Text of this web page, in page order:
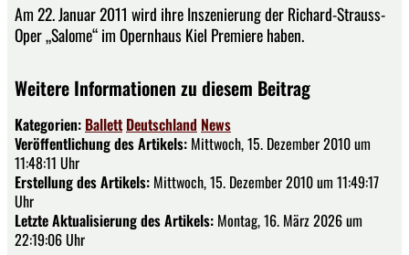
Am 22. Januar 2011 wird ihre Inszenierung der Richard-Strauss-
Oper „Salome“ im Opernhaus Kiel Premiere haben.
Weitere Informationen zu diesem Beitrag
Kategorien: Ballett Deutschland News
Veröffentlichung des Artikels: Mittwoch, 15. Dezember 2010 um
11:48:11 Uhr
Erstellung des Artikels: Mittwoch, 15. Dezember 2010 um 11:49:17
Uhr
Letzte Aktualisierung des Artikels: Montag, 16. März 2026 um
22:19:06 Uhr